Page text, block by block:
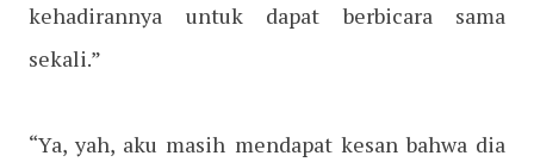
kehadirannya untuk dapat berbicara sama
sekali.”
“Ya, yah, aku masih mendapat kesan bahwa dia